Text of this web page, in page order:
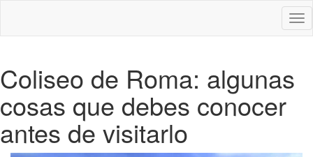
Coliseo de Roma: algunas
cosas que debes conocer
antes de visitarlo